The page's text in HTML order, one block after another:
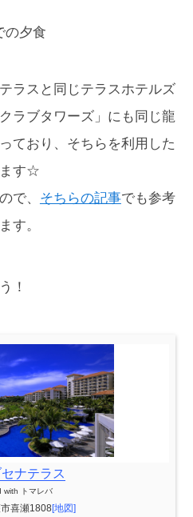
の夕食
ラスと同じテラスホテルズ
ラブタワーズ」にも同じ龍
ており、そちらを利用した
ます☆
で、 そちらの記事でも参考
す。
！
ナテラス
with トマレバ
喜瀬1808[地図]